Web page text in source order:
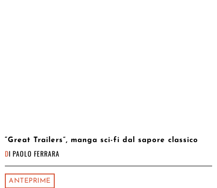
“Great Trailers”, manga sci-fi dal sapore classico
DI PAOLO FERRARA
ANTEPRIME